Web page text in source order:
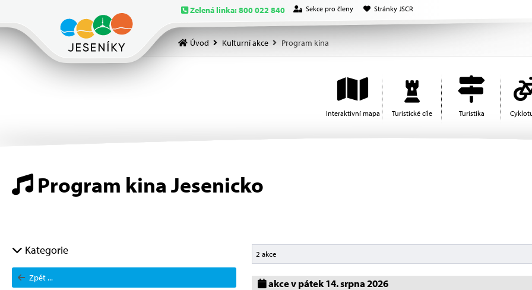
Zelená linka: 800 022 840 Sekce pro členy Stránky JSCR
Úvod Kulturní akce Program kina
Interaktivní mapa Turistické cíle Turistika
Program kina Jesenicko
Kategorie
Zpět ...
2 akce
akce v pátek 14. srpna 2026